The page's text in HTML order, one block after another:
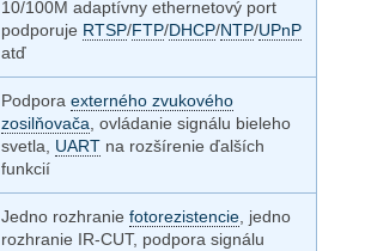
10/100M adaptívny ethernetový port
podporuje RTSP/FTP/DHCP/NTP/UPnP
atď
Podpora externého zvukového
zosilňovača , ovládanie signálu bieleho
svetla, UART na rozšírenie ďalších
funkcií
Jedno rozhranie fotorezistencie , jedno
rozhranie IR-CUT, podpora signálu